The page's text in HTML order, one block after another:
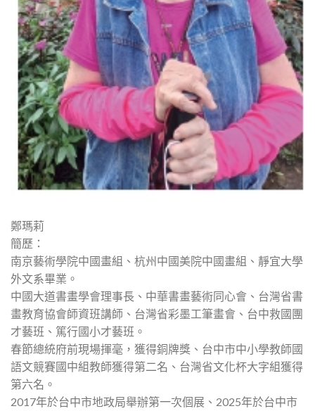
鄭瑪莉
簡歷：
南京藝術學院中國畫組、杭州中國美院中國畫組、靜宜大學
外文系畢業。
中國大道書畫學會理事長、中華書畫藝術同心會、台灣省書
畫教育協會師資班講師、台灣省彩墨工筆畫會、台中救國團
才藝班、篤行國小才藝班。
春節總統府前現場揮毫，獲得銅牌獎、台中市中小學教師國
語文競賽國中組教師獲得第二名、台灣省文化杯大字組獲得
第六名。
2017年於台中市地政局舉辦第一次個展、2025年於台中市